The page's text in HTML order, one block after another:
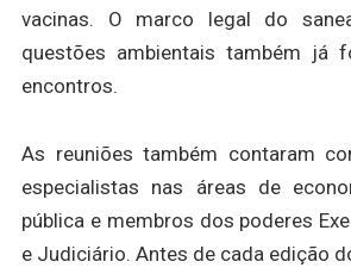
vacinas. O marco legal do
questões ambientais também já
encontros.
As reuniões também contaram
especialistas nas áreas de
pública e membros dos poderes
e Judiciário. Antes de cada edição